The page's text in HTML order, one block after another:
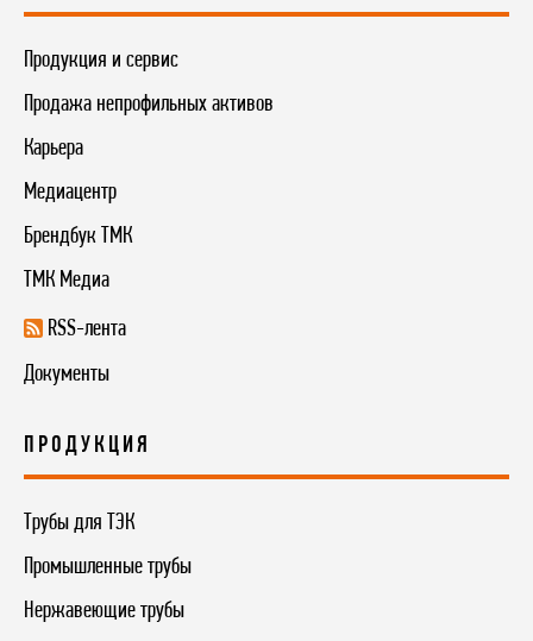
Продукция и сервис
Продажа непрофильных активов
Карьера
Медиацентр
Брендбук ТМК
ТМК Медиа
RSS-лента
Документы
ПРОДУКЦИЯ
Трубы для ТЭК
Промышленные трубы
Нержавеющие трубы